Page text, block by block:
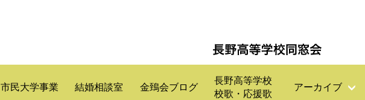
市民大学事業 結婚相談室 金鵄会ブログ
長野高等学校
校歌・応援歌
アーカイブ